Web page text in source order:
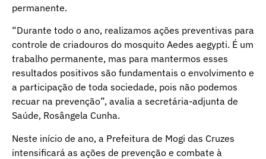
permanente.
“Durante todo o ano, realizamos ações preventivas para
controle de criadouros do mosquito Aedes aegypti. É um
trabalho permanente, mas para mantermos esses
resultados positivos são fundamentais o envolvimento e
a participação de toda sociedade, pois não podemos
recuar na prevenção”, avalia a secretária-adjunta de
Saúde, Rosângela Cunha.
Neste início de ano, a Prefeitura de Mogi das Cruzes
intensificará as ações de prevenção e combate à